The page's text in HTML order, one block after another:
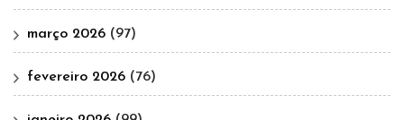
março 2026 (97)
fevereiro 2026 (76)